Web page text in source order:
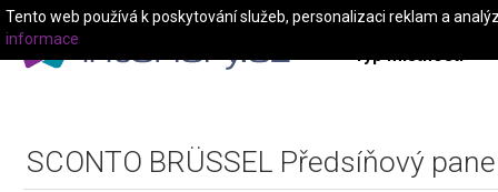
Typ místnosti
SCONTO BRÜSSEL Předsíňový
Tento web používá k poskytování služeb, personalizaci reklam a
informace